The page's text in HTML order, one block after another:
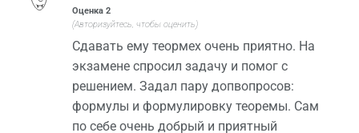
Оценка 2
(Авторизуйтесь, чтобы оценить)
Сдавать ему теормех очень приятно. На
экзамене спросил задачу и помог с
решением. Задал пару допвопросов:
формулы и формулировку теоремы. Сам
по себе очень добрый и приятный